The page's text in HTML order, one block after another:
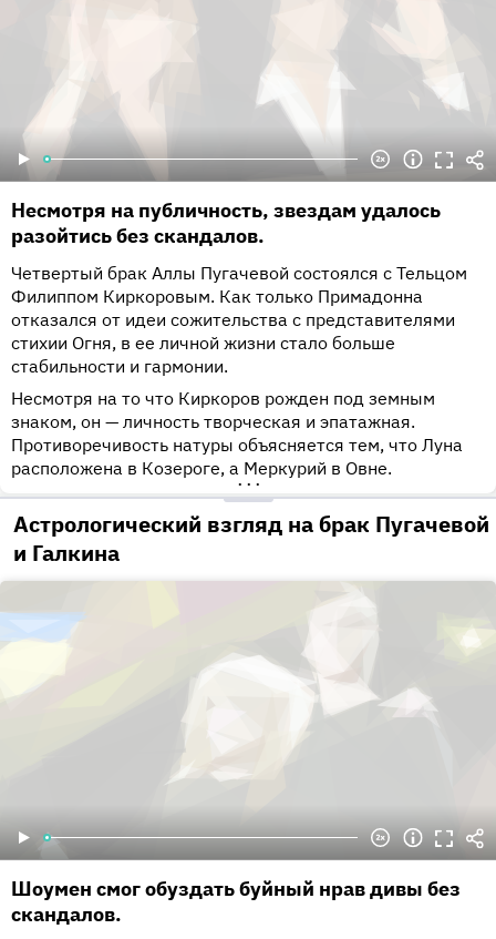
Несмотря на публичность, звездам удалось
разойтись без скандалов.
Четвертый брак Аллы Пугачевой состоялся с Тельцом
Филиппом Киркоровым. Как только Примадонна
отказался от идеи сожительства с представителями
стихии Огня, в ее личной жизни стало больше
стабильности и гармонии.
Несмотря на то что Киркоров рожден под земным
знаком, он — личность творческая и эпатажная.
Противоречивость натуры объясняется тем, что Луна
расположена в Козероге, а Меркурий в Овне.
•••
Астрологический взгляд на брак Пугачевой
и Галкина
Шоумен смог обуздать буйный нрав дивы без
скандалов.